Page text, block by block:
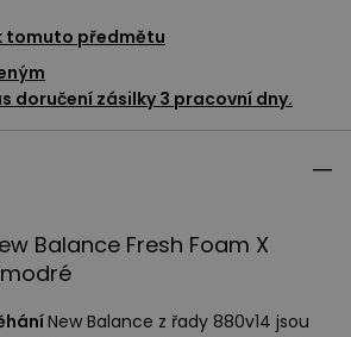
tomuto předmětu
doručení zásilky 3 pracovní dny.
Balance Fresh Foam X
New Balance z řady 880v14 jsou